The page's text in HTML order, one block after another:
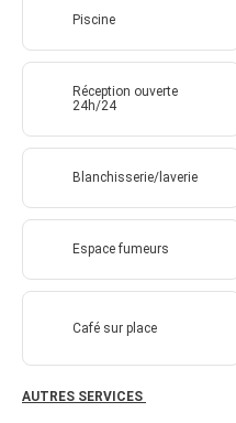
Piscine
Réception ouverte
24h/24
Blanchisserie/laverie
Espace fumeurs
Café sur place
AUTRES SERVICES